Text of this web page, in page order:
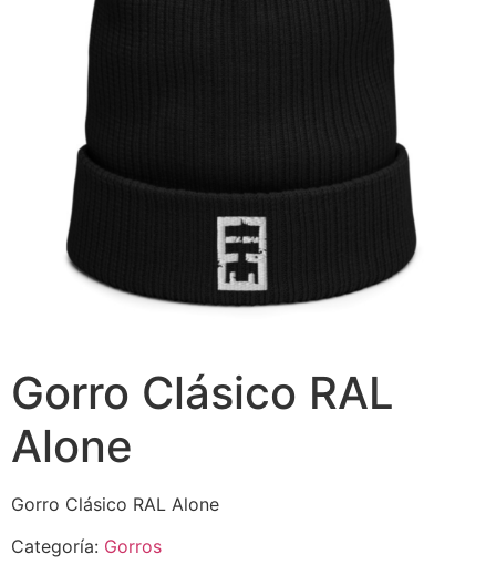
Gorro Clásico RAL
Alone
Gorro Clásico RAL Alone
Categoría: Gorros